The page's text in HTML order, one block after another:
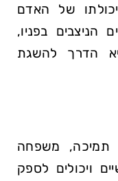
של האדם
הניצבים בפניו,
הדרך להשגת
תמיכה, משפחה
ויכולים לספק